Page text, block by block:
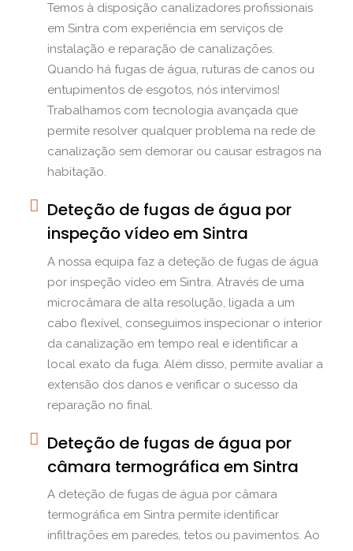
Temos à disposição canalizadores profissionais
em Sintra com experiência em serviços de
instalação e reparação de canalizações.
Quando há fugas de água, ruturas de canos ou
entupimentos de esgotos, nós intervimos!
Trabalhamos com tecnologia avançada que
permite resolver qualquer problema na rede de
canalização sem demorar ou causar estragos na
habitação.
Deteção de fugas de água por
inspeção vídeo em Sintra
A nossa equipa faz a deteção de fugas de água
por inspeção vídeo em Sintra. Através de uma
microcâmara de alta resolução, ligada a um
cabo flexível, conseguimos inspecionar o interior
da canalização em tempo real e identificar a
local exato da fuga. Além disso, permite avaliar a
extensão dos danos e verificar o sucesso da
reparação no final.
Deteção de fugas de água por
câmara termográfica em Sintra
A deteção de fugas de água por câmara
termográfica em Sintra permite identificar
infiltrações em paredes, tetos ou pavimentos. Ao